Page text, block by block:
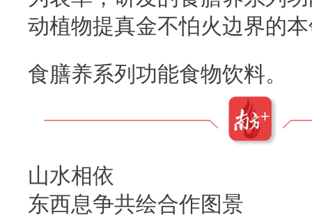
动植物提真金不怕火边界的
食膳养系列功能食物饮料。
山水相依
东西息争共绘合作图景